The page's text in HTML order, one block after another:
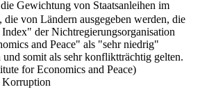
Gewichtung von Staatsanleihen im
die von Ländern ausgegeben werden, die
der Nichtregierungsorganisation
and Peace" als "sehr niedrig"
somit als sehr konfliktträchtig gelten.
for Economics and Peace)
Korruption